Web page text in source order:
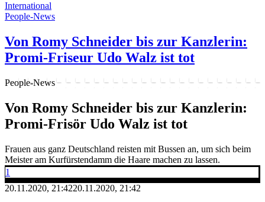
International
People-News
Von Romy Schneider bis zur Kanzlerin:
Promi-Friseur Udo Walz ist tot
People-News
Von Romy Schneider bis zur Kanzlerin:
Promi-Frisör Udo Walz ist tot
Frauen aus ganz Deutschland reisten mit Bussen an, um sich beim
Meister am Kurfürstendamm die Haare machen zu lassen.
1
20.11.2020, 21:4220.11.2020, 21:42